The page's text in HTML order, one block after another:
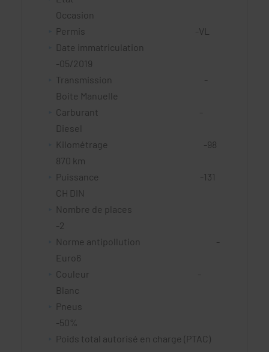
Occasion
Permis -VL
Date immatriculation
-05/2019
Transmission -
Boite Manuelle
Carburant -
Diesel
Kilométrage -98
870 km
Puissance -131
CH DIN
Nombre de places
-2
Norme antipollution -
Euro6
Couleur -
Blanc
Pneus
-50%
Poids total autorisé en charge (PTAC)